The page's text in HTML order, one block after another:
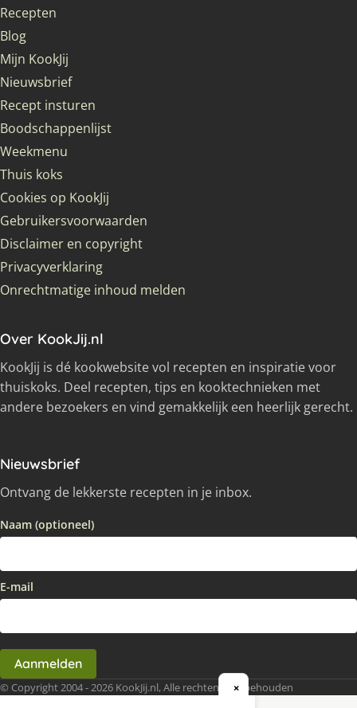
Recepten
Blog
Mijn KookJij
Nieuwsbrief
Recept insturen
Boodschappenlijst
Weekmenu
Thuis koks
Cookies op KookJij
Gebruikersvoorwaarden
Disclaimer en copyright
Privacyverklaring
Onrechtmatige inhoud melden
Over KookJij.nl
KookJij is dé kookwebsite vol recepten en inspiratie voor
thuiskoks. Deel recepten, tips en kooktechnieken met
andere bezoekers en vind gemakkelijk een heerlijk gerecht.
Nieuwsbrief
Ontvang de lekkerste recepten in je inbox.
Naam (optioneel)
E-mail
Aanmelden
© Copyright 2004 - 2026 KookJij.nl, Alle rechten voorbehouden
×